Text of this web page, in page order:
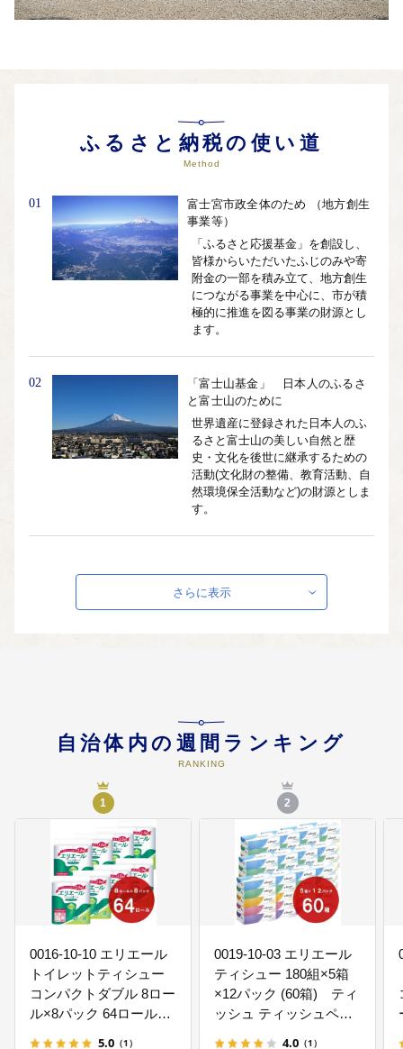
ふるさと納税の使い道
Method
01
富士宮市政全体のため （地方創生
事業等）
「ふるさと応援基金」を創設し、
皆様からいただいたふじのみや寄
附金の一部を積み立て、地方創生
につながる事業を中心に、市が積
極的に推進を図る事業の財源とし
ます。
02
「富士山基金」 日本人のふるさ
と富士山のために
世界遺産に登録された日本人のふ
るさと富士山の美しい自然と歴
史・文化を後世に継承するための
活動(文化財の整備、教育活動、自
然環境保全活動など)の財源としま
す。
があるまちづくり（環境）
富士山の自然と調和した 循環力
富士山の麓から創造力と活力がみ
なぎるまちづくり
みんなの幸せと潤いを創出するま
ちづくり（健康福祉）
みんなの幸せと潤いを創出するま
郷土に学び郷土を愛する心豊かな
郷土に学び郷土を愛する心豊かな
人を育むまちづくり
さらに表示
自治体内の週間ランキング
RANKING
1
0016-10-10 エリエール
トイレットティシュー
コンパクトダブル 8ロー
ル×8パック 64ロール
5.0 （1）
2
0019-10-03 エリエール
ティシュー 180組×5箱
×12パック (60箱) ティ
ッシュ ティッシュペー
4.0 （1）